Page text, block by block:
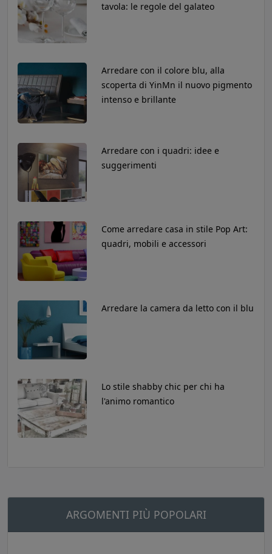
tavola: le regole del galateo
Arredare con il colore blu, alla
scoperta di YinMn il nuovo pigmento
intenso e brillante
Arredare con i quadri: idee e
suggerimenti
Come arredare casa in stile Pop Art:
quadri, mobili e accessori
Arredare la camera da letto con il blu
Lo stile shabby chic per chi ha
l'animo romantico
ARGOMENTI PIÙ POPOLARI